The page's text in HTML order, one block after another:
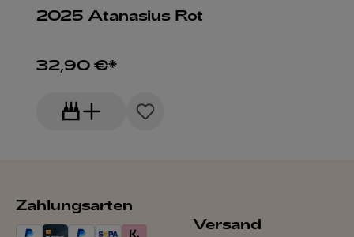
2025 Atanasius Rot
32,90 €*
Zahlungsarten
Versand